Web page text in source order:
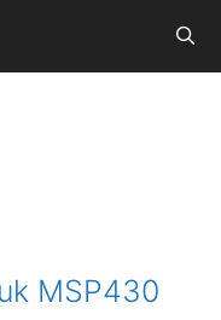
MSP430